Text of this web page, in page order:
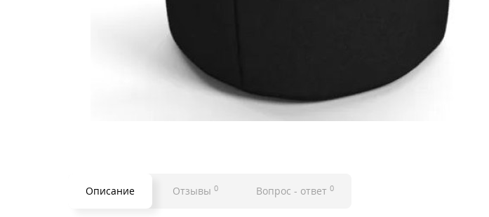
Описание Отзывы 0 Вопрос - ответ 0